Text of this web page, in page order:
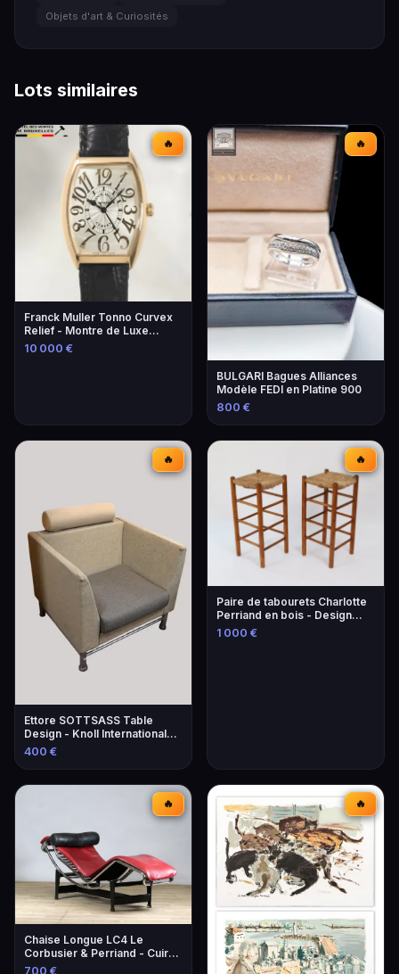
Objets d'art & Curiosités
Lots similaires
🔥
Franck Muller Tonno Curvex
Relief - Montre de Luxe
Unique
10 000 €
🔥
BULGARI Bagues Alliances
Modèle FEDI en Platine 900
800 €
🔥
Ettore SOTTSASS Table
Design - Knoll International
Éditeur
400 €
🔥
Paire de tabourets Charlotte
Perriand en bois - Design
iconique
1 000 €
🔥
Chaise Longue LC4 Le
Corbusier & Perriand - Cuir
Lie-de-Vin
700 €
🔥